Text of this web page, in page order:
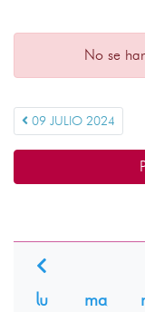
No se
09 JULIO 2024
lu
ma